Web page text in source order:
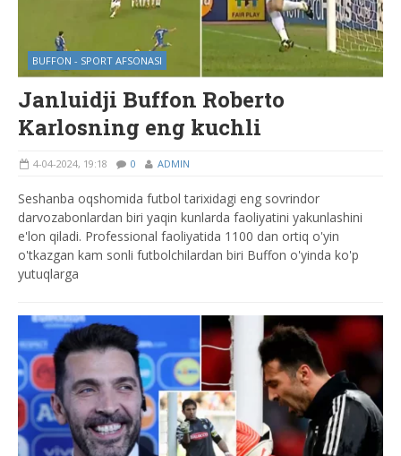
BUFFON - SPORT AFSONASI
Janluidji Buffon Roberto
Karlosning eng kuchli
4-04-2024, 19:18 0 ADMIN
Seshanba oqshomida futbol tarixidagi eng sovrindor
darvozabonlardan biri yaqin kunlarda faoliyatini yakunlashini
e'lon qiladi. Professional faoliyatida 1100 dan ortiq o'yin
o'tkazgan kam sonli futbolchilardan biri Buffon o'yinda ko'p
yutuqlarga